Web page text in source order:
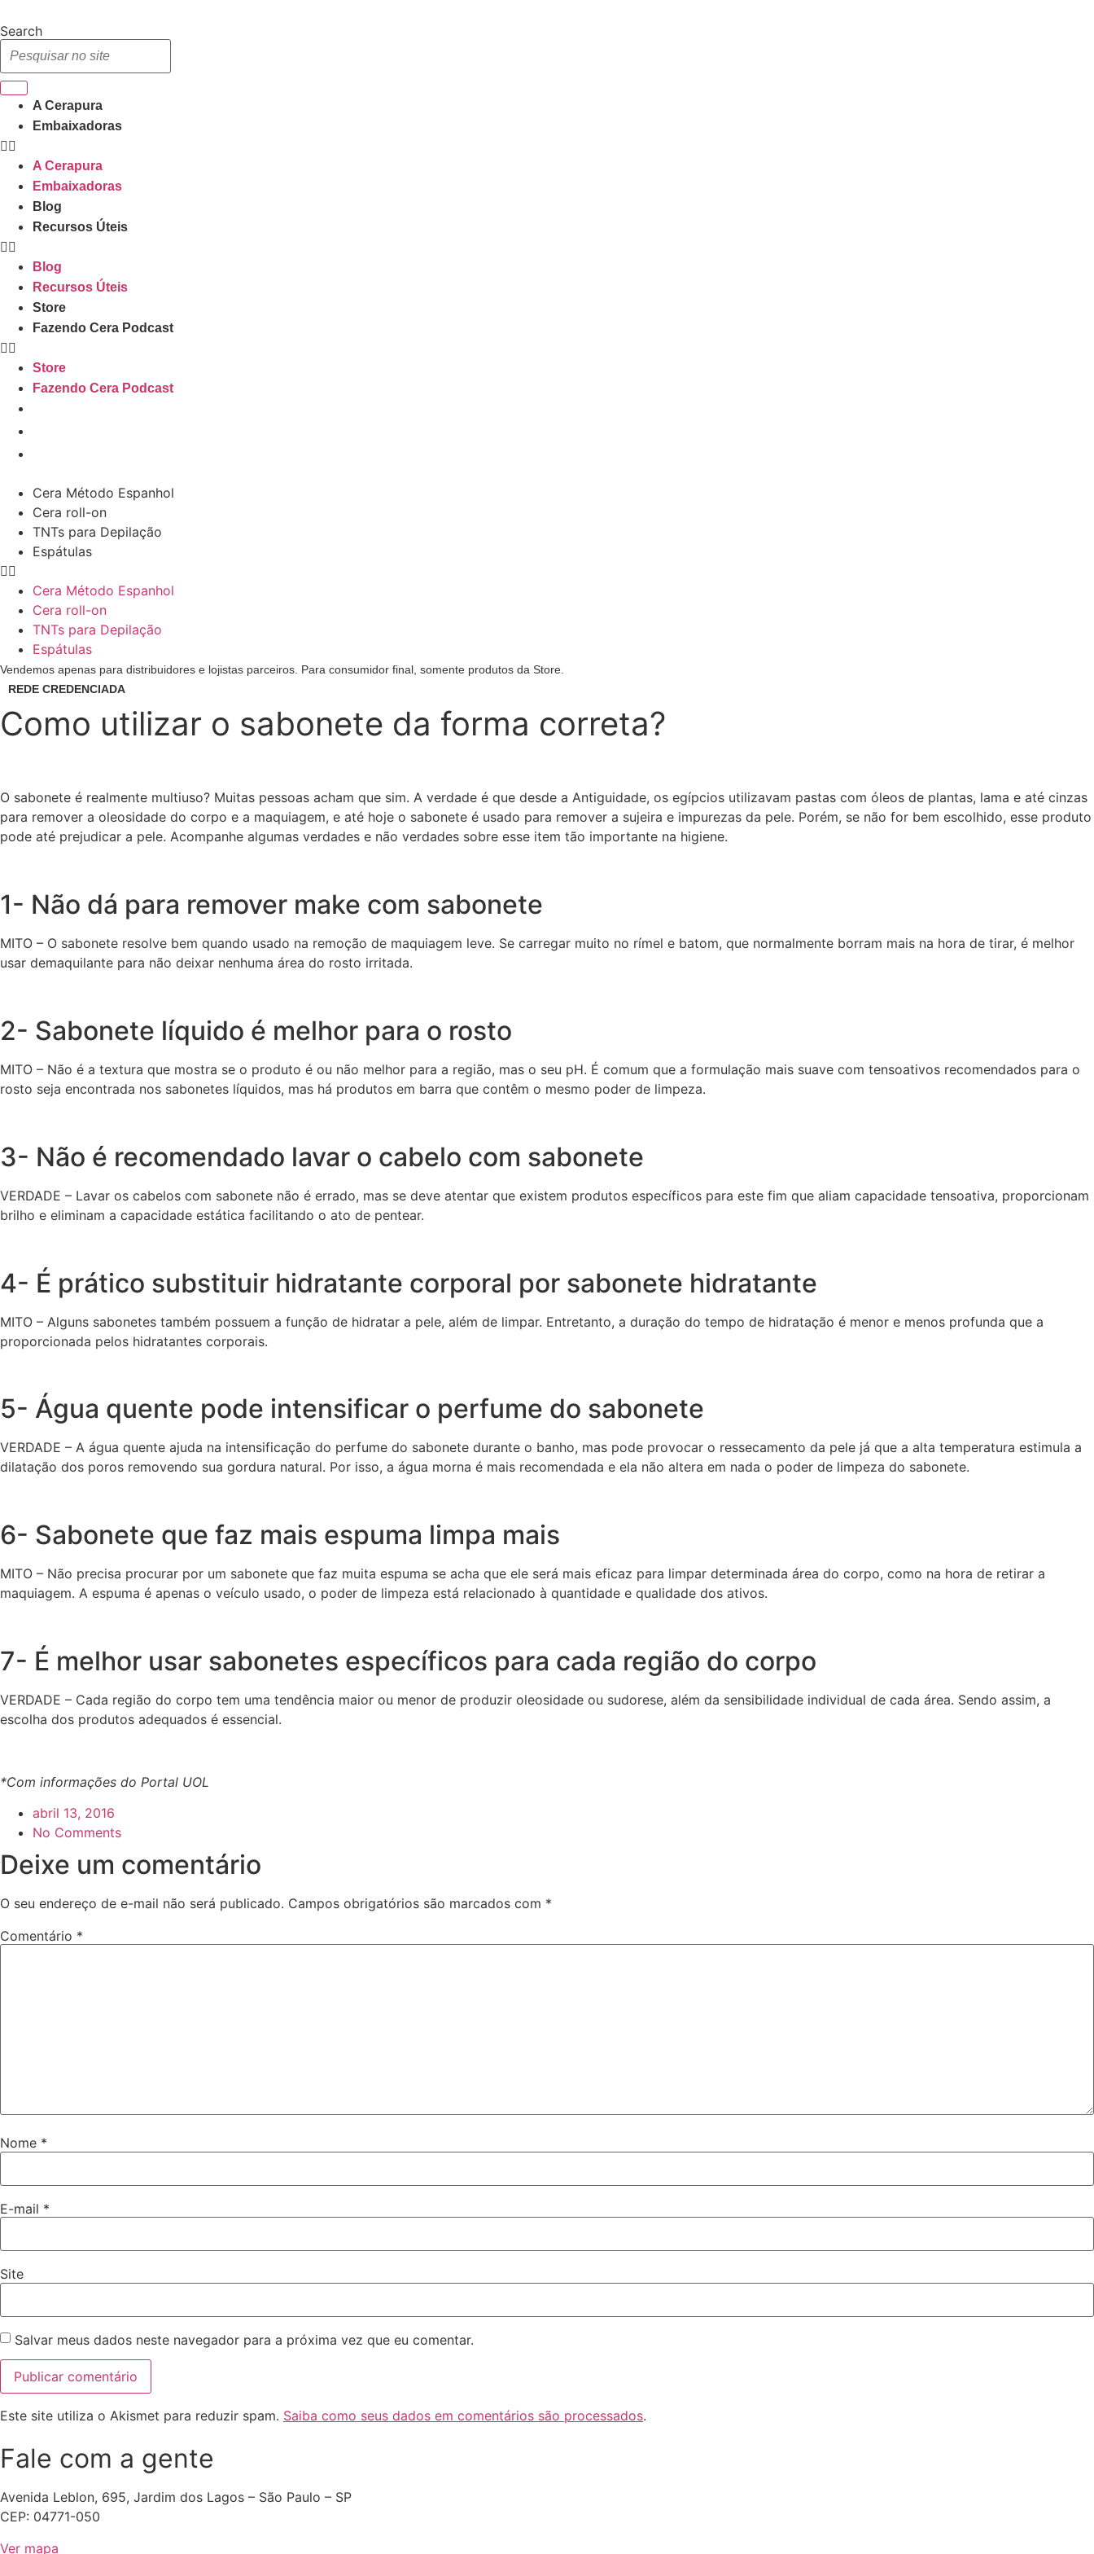
para
conteúdo
Search
A Cerapura
Embaixadoras
A Cerapura
Embaixadoras
Blog
Recursos Úteis
Blog
Recursos Úteis
Store
Fazendo Cera Podcast
Store
Fazendo Cera Podcast
Cera Método Espanhol
Cera roll-on
TNTs para Depilação
Espátulas
Cera Método Espanhol
Cera roll-on
TNTs para Depilação
Espátulas
Vendemos apenas para distribuidores e lojistas parceiros. Para consumidor final, somente produtos da Store.
REDE CREDENCIADA
Como utilizar o sabonete da forma correta?
O sabonete é realmente multiuso? Muitas pessoas acham que sim. A verdade é que desde a Antiguidade, os egípcios utilizavam pastas com óleos de plantas, lama e até cinzas
para remover a oleosidade do corpo e a maquiagem, e até hoje o sabonete é usado para remover a sujeira e impurezas da pele. Porém, se não for bem escolhido, esse produto
pode até prejudicar a pele. Acompanhe algumas verdades e não verdades sobre esse item tão importante na higiene.
1- Não dá para remover make com sabonete
MITO – O sabonete resolve bem quando usado na remoção de maquiagem leve. Se carregar muito no rímel e batom, que normalmente borram mais na hora de tirar, é melhor
usar demaquilante para não deixar nenhuma área do rosto irritada.
2- Sabonete líquido é melhor para o rosto
MITO – Não é a textura que mostra se o produto é ou não melhor para a região, mas o seu pH. É comum que a formulação mais suave com tensoativos recomendados para o
rosto seja encontrada nos sabonetes líquidos, mas há produtos em barra que contêm o mesmo poder de limpeza.
3- Não é recomendado lavar o cabelo com sabonete
VERDADE – Lavar os cabelos com sabonete não é errado, mas se deve atentar que existem produtos específicos para este fim que aliam capacidade tensoativa, proporcionam
brilho e eliminam a capacidade estática facilitando o ato de pentear.
4- É prático substituir hidratante corporal por sabonete hidratante
MITO – Alguns sabonetes também possuem a função de hidratar a pele, além de limpar. Entretanto, a duração do tempo de hidratação é menor e menos profunda que a
proporcionada pelos hidratantes corporais.
5- Água quente pode intensificar o perfume do sabonete
VERDADE – A água quente ajuda na intensificação do perfume do sabonete durante o banho, mas pode provocar o ressecamento da pele já que a alta temperatura estimula a
dilatação dos poros removendo sua gordura natural. Por isso, a água morna é mais recomendada e ela não altera em nada o poder de limpeza do sabonete.
6- Sabonete que faz mais espuma limpa mais
MITO – Não precisa procurar por um sabonete que faz muita espuma se acha que ele será mais eficaz para limpar determinada área do corpo, como na hora de retirar a
maquiagem. A espuma é apenas o veículo usado, o poder de limpeza está relacionado à quantidade e qualidade dos ativos.
7- É melhor usar sabonetes específicos para cada região do corpo
VERDADE – Cada região do corpo tem uma tendência maior ou menor de produzir oleosidade ou sudorese, além da sensibilidade individual de cada área. Sendo assim, a
escolha dos produtos adequados é essencial.
*Com informações do Portal UOL
abril 13, 2016
No Comments
Deixe um comentário
O seu endereço de e-mail não será publicado. Campos obrigatórios são marcados com *
Comentário *
Nome *
E-mail *
Site
Salvar meus dados neste navegador para a próxima vez que eu comentar.
Este site utiliza o Akismet para reduzir spam. Saiba como seus dados em comentários são processados.
Fale com a gente
Avenida Leblon, 695, Jardim dos Lagos – São Paulo – SP
CEP: 04771-050
Ver mapa